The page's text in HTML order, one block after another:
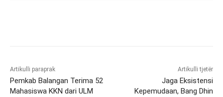
Artikulli paraprak
Pemkab Balangan Terima 52
Mahasiswa KKN dari ULM
Artikulli tjetër
Jaga Eksistensi
Kepemudaan, Bang Dhin